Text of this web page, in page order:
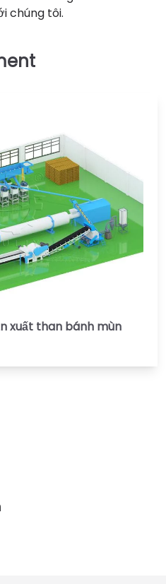
chúng tôi.
xuất than bánh mùn